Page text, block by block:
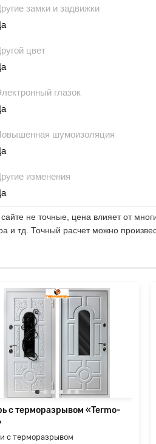
замки и задвижки
цвет
глазок
шумоизоляция
не точные, цена влияет от
и тд. Точный расчет можно
с терморазрывом «Termo-
с терморазрывом